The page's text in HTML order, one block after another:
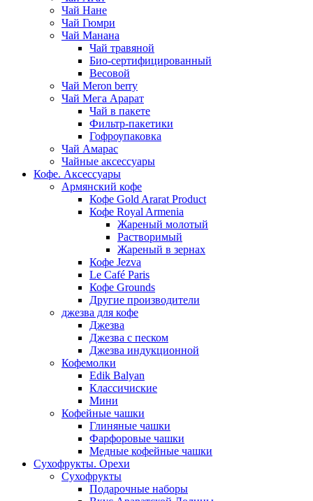
Чай Нане
Чай Гюмри
Чай Манана
Чай травяной
Био-сертифицированный
Весовой
Чай Meron berry
Чай Мега Арарат
Чай в пакете
Фильтр-пакетики
Гофроупаковка
Чай Амарас
Чайные аксессуары
Кофе. Аксессуары
Армянский кофе
Кофе Gold Ararat Product
Кофе Royal Armenia
Жареный молотый
Растворимый
Жареный в зернах
Кофе Jezva
Le Café Paris
Кофе Grounds
Другие производители
джезва для кофе
Джезва
Джезва с песком
Джезва индукционной
Кофемолки
Edik Balyan
Классичиские
Мини
Кофейные чашки
Глиняные чашки
Фарфоровые чашки
Медные кофейные чашки
Сухофрукты. Орехи
Сухофрукты
Подарочные наборы